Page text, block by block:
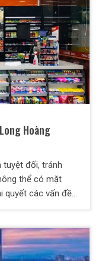
Hoàng
tuyệt đối, tránh
thể có mặt
quyết các vấn đề
Giúp chủ cửa